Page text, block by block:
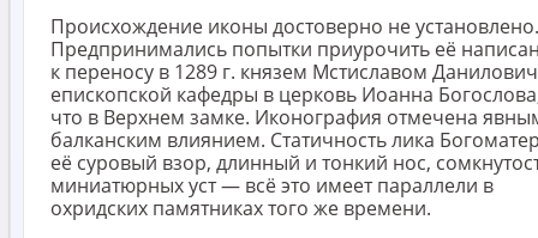
Происхождение иконы достоверно не установлено.
Предпринимались попытки приурочить её
к переносу в 1289 г. князем Мстиславом
епископской кафедры в церковь Иоанна
что в Верхнем замке. Иконография отмечена
балканским влиянием. Статичность лика
её суровый взор, длинный и тонкий нос,
миниатюрных уст — всё это имеет параллели в
охридских памятниках того же времени.